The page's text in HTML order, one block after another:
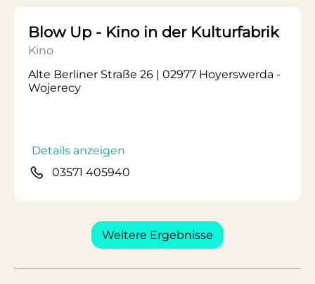
Blow Up - Kino in der Kulturfabrik
Kino
Alte Berliner Straße 26 | 02977 Hoyerswerda -
Wojerecy
Details anzeigen
03571 405940
Weitere Ergebnisse